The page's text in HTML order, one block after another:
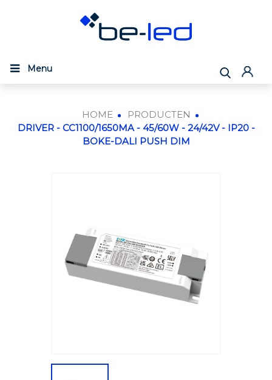
Menu
HOME
PRODUCTEN
DRIVER - CC1100/1650MA - 45/60W - 24/42V - IP20 -
BOKE-DALI PUSH DIM